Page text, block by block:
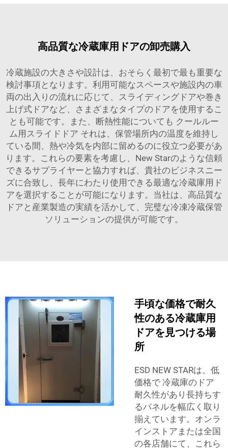
高品質な冷蔵庫用ドアの卸売購入
冷蔵施設の大きさや設計は、おそらく最初で最も重要な
検討事項となります。利用可能なスペースや施設内の車
両の出入りの流れに応じて、スライディングドアや巻き
上げ式ドアなど、さまざまなタイプのドアを使用するこ
とも可能です。また、断熱性能についても クールルー
ム用スライドドア それは、保管場所内の温度を維持し
ている間、熱や冷気を内部に留めるのに役立つ必要があ
ります。これらの要素を考慮し、New Starのような信頼
できるサプライヤーと協力すれば、貴社のビジネスニー
ズに合致し、長年にわたり使用できる最適な冷蔵庫用ド
アを選択することが可能になります。当社は、高品質な
ドアと産業製造の実績を活かして、完璧な冷凍冷蔵保管
ソリューションの提供が可能です。
手頃な価格で耐久
性のある冷蔵庫用
ドアを見つける場
所
ESD NEW STARは、低
価格で 冷蔵庫のドア
耐久性があり長持ちす
るパネルを幅広く取り
揃えています。オンラ
インストアまたは全国
の各店舗にて、これら